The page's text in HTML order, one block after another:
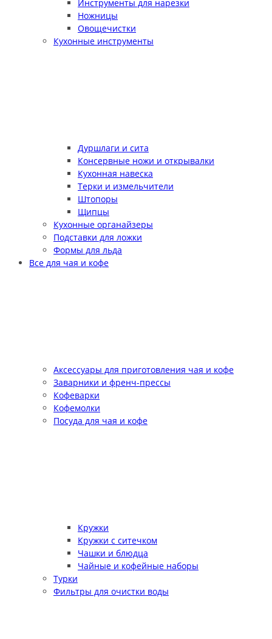
Инструменты для нарезки
Ножницы
Овощечистки
Кухонные инструменты
Дуршлаги и сита
Консервные ножи и открывалки
Кухонная навеска
Терки и измельчители
Штопоры
Щипцы
Кухонные органайзеры
Подставки для ложки
Формы для льда
Все для чая и кофе
Аксессуары для приготовления чая и кофе
Заварники и френч-прессы
Кофеварки
Кофемолки
Посуда для чая и кофе
Кружки
Кружки с ситечком
Чашки и блюдца
Чайные и кофейные наборы
Турки
Фильтры для очистки воды